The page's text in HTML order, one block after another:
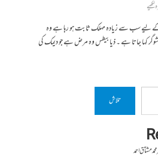
لیے سب سے زیادہ مہلک ثابت ہو رہا ہے وہ
کہا جاتا ہے ۔ ذیابیطس وہ مرض ہے جو دیمک کی
تلاش
مشتاق احمد